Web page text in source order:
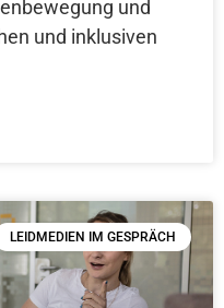
und
und inklusiven
LEIDMEDIEN IM GESPRÄCH